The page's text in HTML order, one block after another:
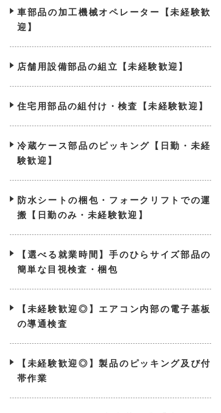
車部品の加工機械オペレーター【未経験歓
迎】
店舗用設備部品の組立【未経験歓迎】
住宅用部品の組付け・検査【未経験歓迎】
冷蔵ケース部品のピッキング【日勤・未経
験歓迎】
防水シートの梱包・フォークリフトでの運
搬【日勤のみ・未経験歓迎】
【選べる就業時間】手のひらサイズ部品の
簡単な目視検査・梱包
【未経験歓迎◎】エアコン内部の電子基板
の導通検査
【未経験歓迎◎】製品のピッキング及び付
帯作業